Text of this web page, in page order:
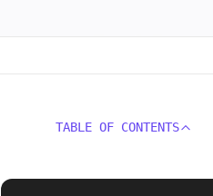
TABLE OF CONTENTS